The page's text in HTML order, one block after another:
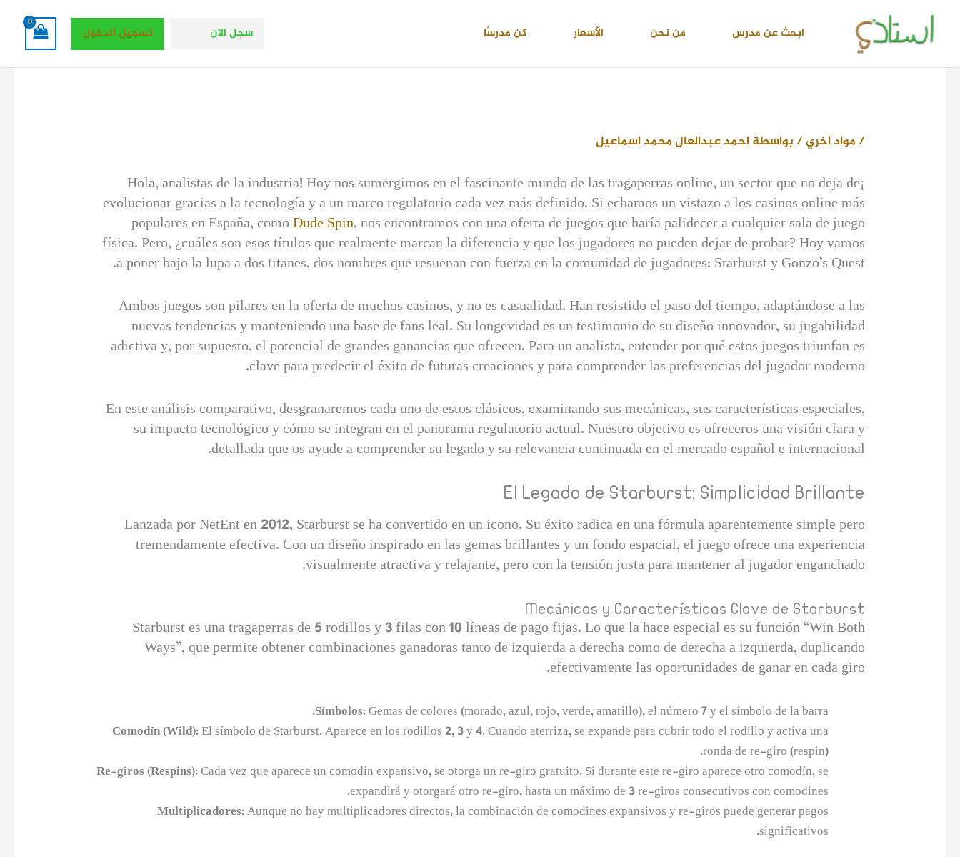
تخطي
المحتوى
ابحث عن مدرس من نحن الأسعار كن مدرسًا سجل الان تسجيل الدخول
/ مواد اخري/ بواسطةاحمد عبدالعال محمد اسماعيل
¡Hola, analistas de la industria! Hoy nos sumergimos en el fascinante mundo de las tragaperras online, un sector que no deja de
evolucionar gracias a la tecnología y a un marco regulatorio cada vez más definido. Si echamos un vistazo a los casinos online más
populares en España, comoDude Spin, nos encontramos con una oferta de juegos que haría palidecer a cualquier sala de juego
física. Pero, ¿cuáles son esos títulos que realmente marcan la diferencia y que los jugadores no pueden dejar de probar? Hoy vamos
a poner bajo la lupa a dos titanes, dos nombres que resuenan con fuerza en la comunidad de jugadores: Starburst y Gonzo’s Quest.
Ambos juegos son pilares en la oferta de muchos casinos, y no es casualidad. Han resistido el paso del tiempo, adaptándose a las
nuevas tendencias y manteniendo una base de fans leal. Su longevidad es un testimonio de su diseño innovador, su jugabilidad
adictiva y, por supuesto, el potencial de grandes ganancias que ofrecen. Para un analista, entender por qué estos juegos triunfan es
clave para predecir el éxito de futuras creaciones y para comprender las preferencias del jugador moderno.
En este análisis comparativo, desgranaremos cada uno de estos clásicos, examinando sus mecánicas, sus características especiales,
su impacto tecnológico y cómo se integran en el panorama regulatorio actual. Nuestro objetivo es ofreceros una visión clara y
detallada que os ayude a comprender su legado y su relevancia continuada en el mercado español e internacional.
El Legado de Starburst: Simplicidad Brillante
Lanzada por NetEnt en 2012, Starburst se ha convertido en un icono. Su éxito radica en una fórmula aparentemente simple pero
tremendamente efectiva. Con un diseño inspirado en las gemas brillantes y un fondo espacial, el juego ofrece una experiencia
visualmente atractiva y relajante, pero con la tensión justa para mantener al jugador enganchado.
Mecánicas y Características Clave de Starburst
Starburst es una tragaperras de 5 rodillos y 3 filas con 10 líneas de pago fijas. Lo que la hace especial es su función “Win Both
Ways”, que permite obtener combinaciones ganadoras tanto de izquierda a derecha como de derecha a izquierda, duplicando
efectivamente las oportunidades de ganar en cada giro.
Símbolos:Gemas de colores (morado, azul, rojo, verde, amarillo), el número 7 y el símbolo de la barra.
Comodín (Wild):El símbolo de Starburst. Aparece en los rodillos 2, 3 y 4. Cuando aterriza, se expande para cubrir todo el rodillo y activa una
ronda de re-giro (respin).
Re-giros (Respins):Cada vez que aparece un comodín expansivo, se otorga un re-giro gratuito. Si durante este re-giro aparece otro comodín, se
expandirá y otorgará otro re-giro, hasta un máximo de 3 re-giros consecutivos con comodines.
Multiplicadores:Aunque no hay multiplicadores directos, la combinación de comodines expansivos y re-giros puede generar pagos
significativos.